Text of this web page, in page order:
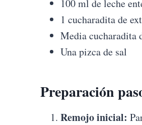
100 ml de leche
1 cucharadita de
Media cucharadita
Una pizca de sal
Preparación
Remojo inicial: